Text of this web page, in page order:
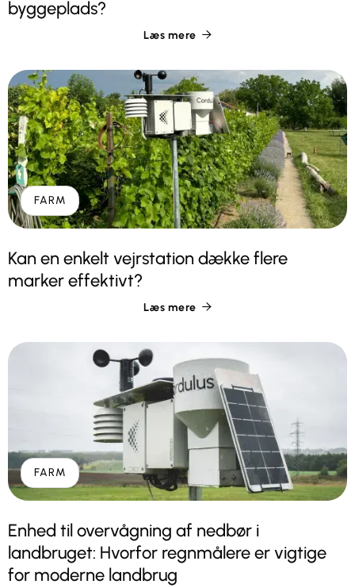
byggeplads?
Læs mere 
FARM
Kan en enkelt vejrstation dække flere
marker effektivt?
Læs mere 
FARM
Enhed til overvågning af nedbør i
landbruget: Hvorfor regnmålere er vigtige
for moderne landbrug